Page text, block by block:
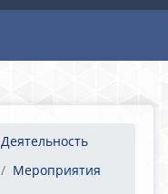
Деятельность
Мероприятия